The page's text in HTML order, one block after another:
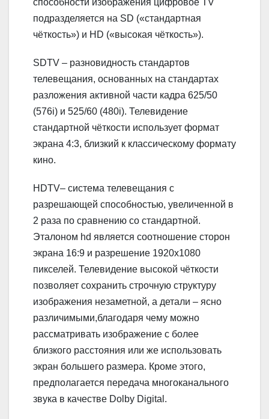
способности изображения цифровое TV
подразделяется на SD («стандартная
чёткость») и HD («высокая чёткость»).
SDTV – разновидность стандартов
телевещания, основанных на стандартах
разложения активной части кадра 625/50
(576i) и 525/60 (480i). Телевидение
стандартной чёткости использует формат
экрана 4:3, близкий к классическому формату
кино.
HDTV– система телевещания с
разрешающей способностью, увеличенной в
2 раза по сравнению со стандартной.
Эталоном hd является соотношение сторон
экрана 16:9 и разрешение 1920х1080
пикселей. Телевидение высокой чёткости
позволяет сохранить строчную структуру
изображения незаметной, а детали – ясно
различимыми,благодаря чему можно
рассматривать изображение с более
близкого расстояния или же использовать
экран большего размера. Кроме этого,
предполагается передача многоканального
звука в качестве Dolby Digital.